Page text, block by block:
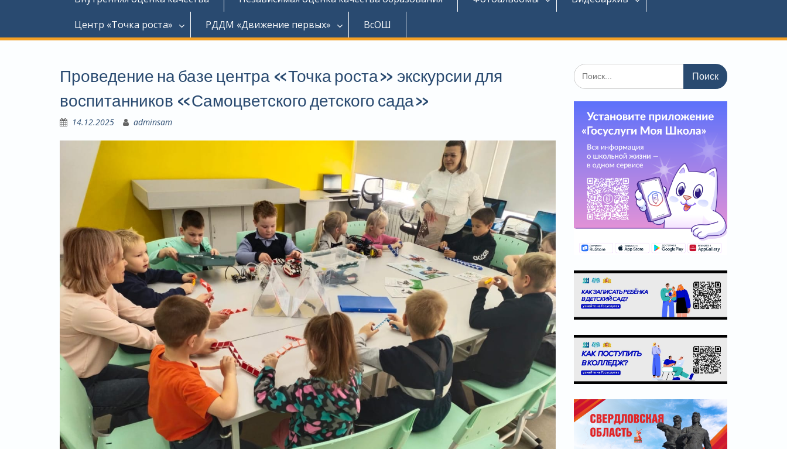
Центр «Точка роста»
РДДМ «Движение первых» ВсОШ
Проведение на базе центра «Точка роста» экскурсии для
воспитанников «Самоцветского детского сада»
14.12.2025 adminsam
Поиск
по: